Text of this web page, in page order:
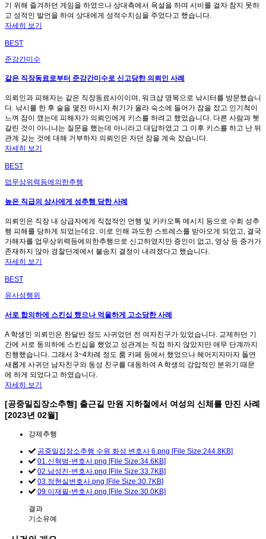
기 위해 즐겨하던 게임을 하였으나 상대측에서 욕설을 하며 시비를 걸자 참지 못하
고 성적인 발언을 하여 상대에게 성적수치심을 주었다고 했습니다.
자세히 보기
BEST
준강간미수
같은 직장동료로부터 준강간미수로 신고당한 의뢰인 사례
의뢰인과 피해자는 같은 직장동료사이이며, 워크샵 명목으로 낚시터를 방문했습니
다. 낚시를 한 후 술을 몇잔 마시자 취기가 올라 숙소에 들어가 잠을 잤고 인기척이
느껴 잠이 깼는데 피해자가 의뢰인에게 키스를 하려고 했었습니다. 다른 사람과 헷
갈린 것이 아니냐는 질문을 했는데 아니라고 대답하였고 그 이후 키스를 하고 난 뒤
관계 갖는 것에 대해 거부하자 의뢰인은 자던 잠을 계속 잤습니다.
자세히 보기
BEST
업무상위력등에의한추행
높은 직급의 상사에게 성추행 당한 사례
의뢰인은 직장 내 상급자에게 직접적인 언행 및 카카오톡 메시지 등으로 수회 성추
행 피해를 당하게 되었는데요. 이로 인해 과도한 스트레스를 받아오게 되었고, 결국
가해자를 업무상위력등에의한추행으로 신고하였지만 증인이 없고, 영상 등 증거가
존재하지 않아 경찰단계에서 불송치 결정이 내려졌다고 했습니다.
자세히 보기
BEST
유사성행위
서로 합의하에 스킨십 했으나 억울하게 고소당한 사례
A 학생인 의뢰인은 한달반 정도 사귀었던 전 여자친구가 있었습니다. 교제하던 기
간에 서로 동의하에 스킨십을 했었고 성관계는 직접 하지 않았지만 애무 단계까지
진행했습니다. 그래서 3~4차례 정도 룸 카페 등에서 했었으나 헤어지자마자 돌연
새롭게 사귀던 남자친구와 동성 친구를 대동하여 A 학생의 강압적인 분위기 때문
에 하게 되었다고 하였습니다.
자세히 보기
[공중밀집장소추행] 출근길 만원 지하철에서 여성의 신체를 만진 사례
[2023년 02월]
강제추행
공중밀집장소추행 수원 화성 변호사 6.png [File Size:244.8KB]
01.신혁범-변호사.png [File Size:34.6KB]
02.남성진-변호사.png [File Size:33.7KB]
03.정현실변호사.png [File Size:30.7KB]
09.이재필-변호사.png [File Size:30.0KB]
결과
기소유예